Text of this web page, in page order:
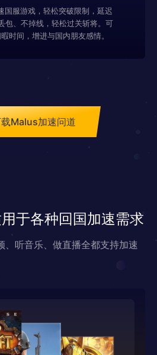
国服游戏，轻松突破限制，延迟
包、不掉线，轻松过关斩将。可
时间，增进与国内朋友感情。
Malus加速问道
于各种回国加速需求
、听音乐、做直播全都支持加速